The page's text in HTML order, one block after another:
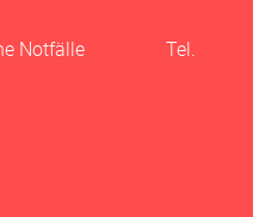
Notfälle Tel.